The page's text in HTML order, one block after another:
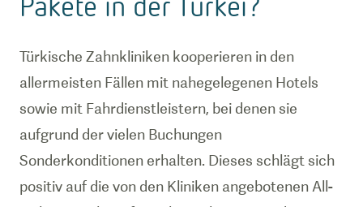
Türkische Zahnkliniken kooperieren in den
allermeisten Fällen mit nahegelegenen Hotels
sowie mit Fahrdienstleistern, bei denen sie
aufgrund der vielen Buchungen
Sonderkonditionen erhalten. Dieses schlägt sich
positiv auf die von den Kliniken angebotenen All-